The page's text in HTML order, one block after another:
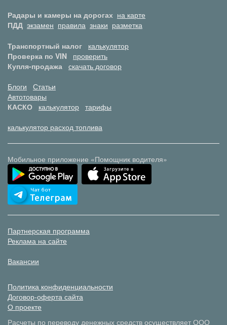
Радары и камеры на дорогах на карте
ПДД экзамен правила знаки разметка
Транспортный налог
калькулятор
Проверка по VIN
проверить
Купля-продажа скачать договор
Блоги
Статьи
Автотовары
КАСКО
калькулятор тарифы
калькулятор расход топлива
Мобильное приложение «Помощник водителя»
Партнерская программа
Реклама на сайте
Вакансии
Политика конфиденциальности
Договор-оферта сайта
О проекте
Расчеты по переводу денежных средств осуществляет ООО